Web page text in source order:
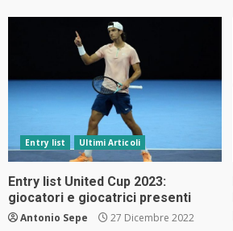
Entry list Ultimi Articoli
Entry list United Cup 2023:
giocatori e giocatrici presenti
Antonio Sepe 27 Dicembre 2022